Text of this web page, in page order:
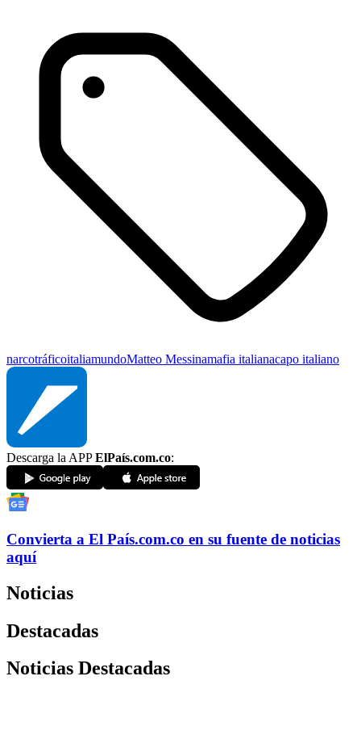
narcotráficoitaliamundoMatteo Messinamafia italianacapo italiano
Descarga la APPElPaís.com.co:
Convierta a El País.com.co en su fuente de noticias
aquí
Noticias
Destacadas
Noticias Destacadas